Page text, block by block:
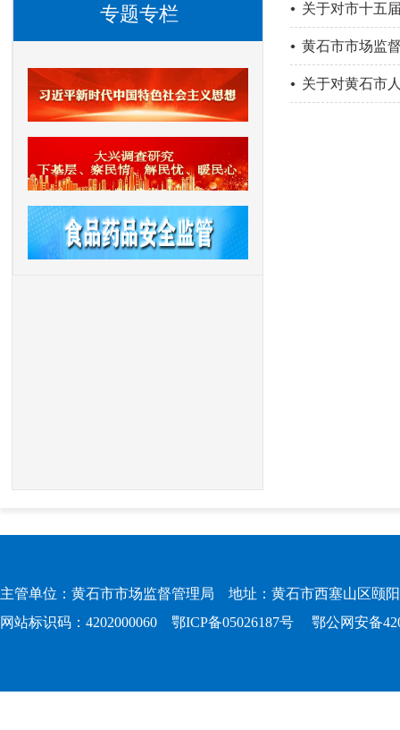
专题专栏 关于对市十五
黄石市市场监
关于对黄石市
主管单位：黄石市市场监督管理局 地址：黄石市西塞山区颐
网站标识码：4202000060 鄂ICP备05026187号 鄂公网安备